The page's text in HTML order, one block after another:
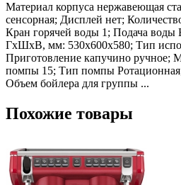
Материал корпуса нержавеющая
сенсорная; Дисплей нет;
Кран горячей воды 1; Подача воды
ГхШхВ, мм: 530х600х580; Тип
Приготовление капучино ручное;
помпы 15; Тип помпы
Объем бойлера для группы ...
Похожие товары